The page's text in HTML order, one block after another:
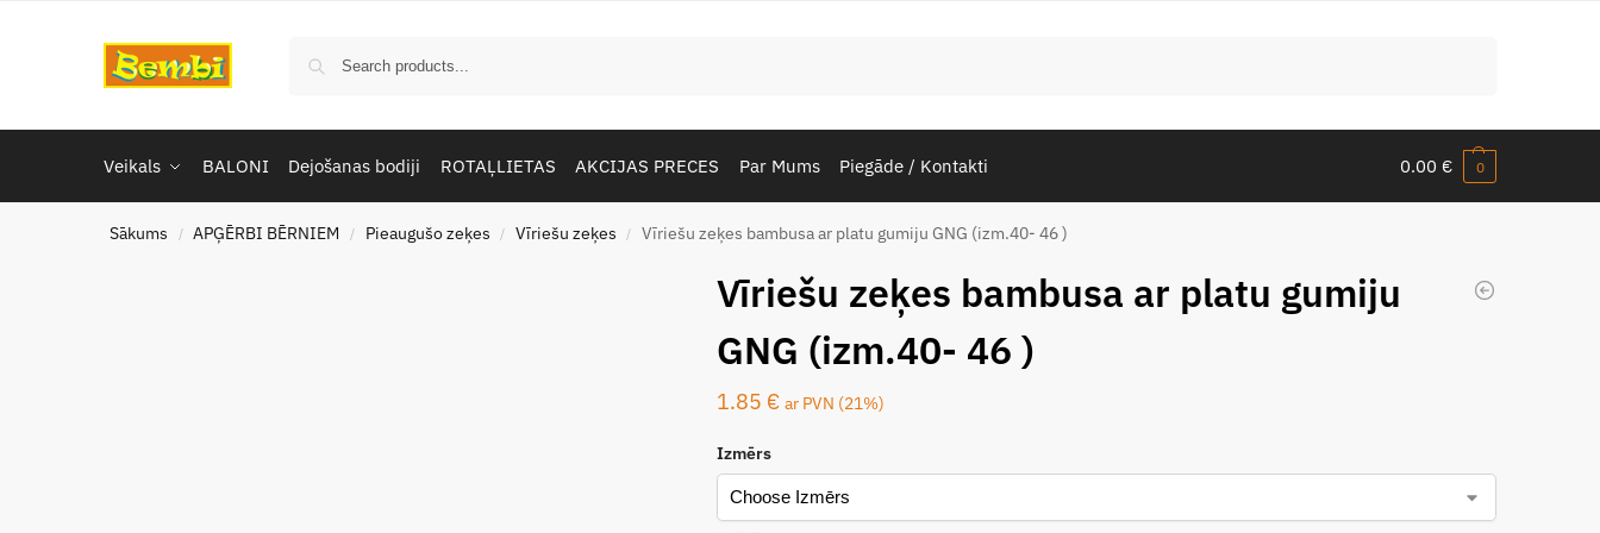
Veikals BALONI Dejošanas bodiji ROTAĻLIETAS AKCIJAS PRECES Par Mums Piegāde / Kontakti 0.00 € 0
Sākums / APĢĒRBI BĒRNIEM / Pieaugušo zeķes / Vīriešu zeķes / Vīriešu zeķes bambusa ar platu gumiju GNG (izm.40- 46 )
Vīriešu zeķes bambusa ar platu gumiju
GNG (izm.40- 46 )
1.85 € ar PVN (21%)
Izmērs